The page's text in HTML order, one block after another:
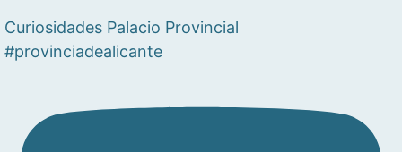
Curiosidades Palacio Provincial
#provinciadealicante